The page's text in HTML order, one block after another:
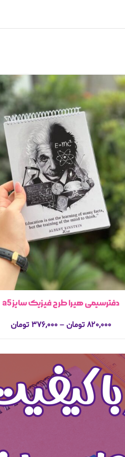
دفترسیمی هیرا طرح فیزیک سایز a5
۸۲۰,۰۰۰ تومان – ۳۷۶,۰۰۰ تومان